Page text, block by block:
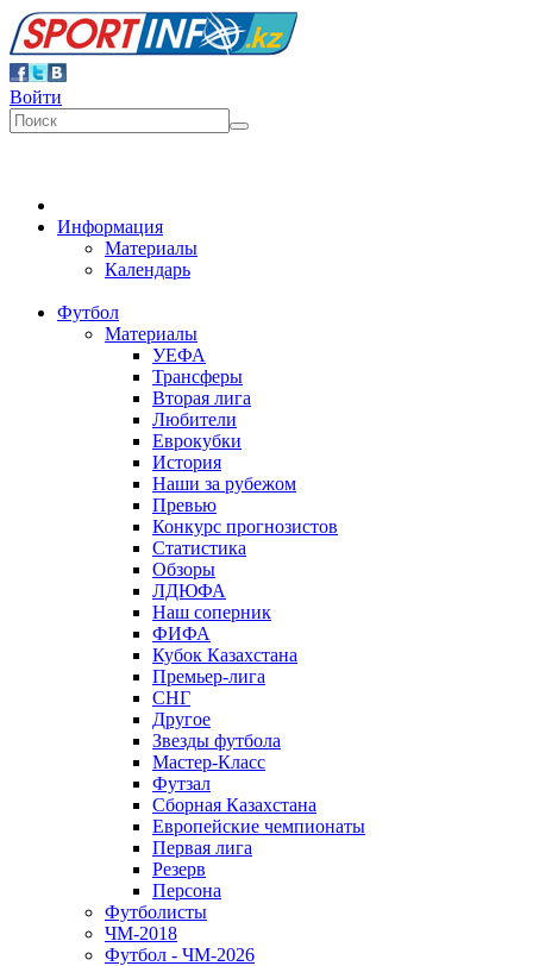
Войти
Информация
Материалы
Календарь
Футбол
Материалы
УЕФА
Трансферы
Вторая лига
Любители
Еврокубки
История
Наши за рубежом
Превью
Конкурс прогнозистов
Статистика
Обзоры
ЛДЮФА
Наш соперник
ФИФА
Кубок Казахстана
Премьер-лига
СНГ
Другое
Звезды футбола
Мастер-Класс
Футзал
Сборная Казахстана
Европейские чемпионаты
Первая лига
Резерв
Персона
Футболисты
ЧМ-2018
Футбол - ЧМ-2026